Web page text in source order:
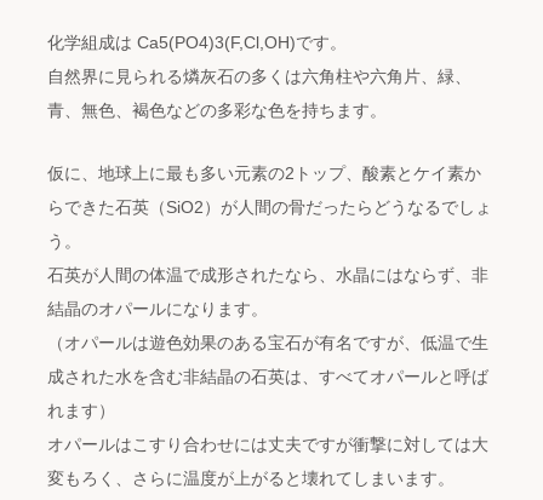
化学組成は Ca5(PO4)3(F,Cl,OH)です。
自然界に見られる燐灰石の多くは六角柱や六角片、緑、
青、無色、褐色などの多彩な色を持ちます。
仮に、地球上に最も多い元素の2トップ、酸素とケイ素か
らできた石英（SiO2）が人間の骨だったらどうなるでしょ
う。
石英が人間の体温で成形されたなら、水晶にはならず、非
結晶のオパールになります。
（オパールは遊色効果のある宝石が有名ですが、低温で生
成された水を含む非結晶の石英は、すべてオパールと呼ば
れます）
オパールはこすり合わせには丈夫ですが衝撃に対しては大
変もろく、さらに温度が上がると壊れてしまいます。